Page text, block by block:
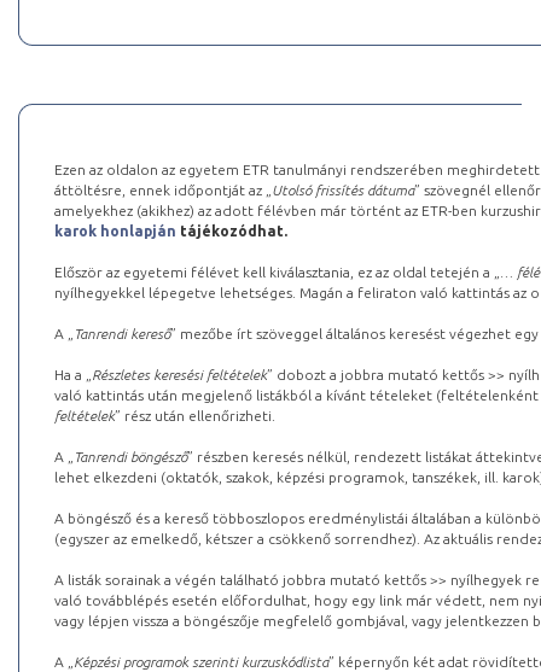
Ezen az oldalon az egyetem ETR tanulmányi rendszerében
áttöltésre, ennek időpontját az „ Utolsó frissítés dátuma” szövegnél
amelyekhez (akikhez) az adott félévben már történt az ETR-ben
karok honlapján tájékozódhat.
Először az egyetemi félévet kell kiválasztania, ez az oldal tetején a „
…
nyílhegyekkel lépegetve lehetséges. Magán a feliraton való kattintás az
A „ Tanrendi kereső” mezőbe írt szöveggel általános keresést végezhet
Ha a „ Részletes keresési feltételek” dobozt a jobbra mutató kettős >>
való kattintás után megjelenő listákból a kívánt tételeket (feltételenként
feltételek” rész után ellenőrizheti.
A „ Tanrendi böngésző” részben keresés nélkül, rendezett listákat
lehet elkezdeni (oktatók, szakok, képzési programok, tanszékek, ill.
A böngésző és a kereső többoszlopos eredménylistái általában a
(egyszer az emelkedő, kétszer a csökkenő sorrendhez). Az aktuális
A listák sorainak a végén található jobbra mutató kettős >> nyílhegyek
való továbblépés esetén előfordulhat, hogy egy link már védett, nem
vagy lépjen vissza a böngészője megfelelő gombjával, vagy
A „ Képzési programok szerinti kurzuskódlista” képernyőn két adat